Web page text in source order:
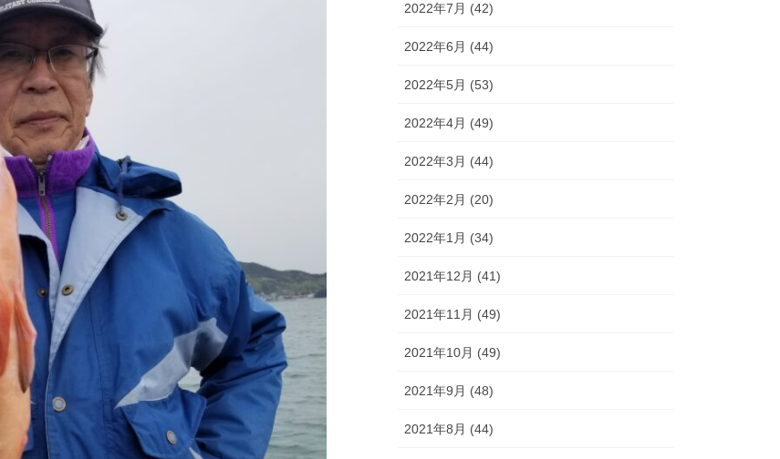
2022年7月 (42)
2022年6月 (44)
2022年5月 (53)
2022年4月 (49)
2022年3月 (44)
2022年2月 (20)
2022年1月 (34)
2021年12月 (41)
2021年11月 (49)
2021年10月 (49)
2021年9月 (48)
2021年8月 (44)